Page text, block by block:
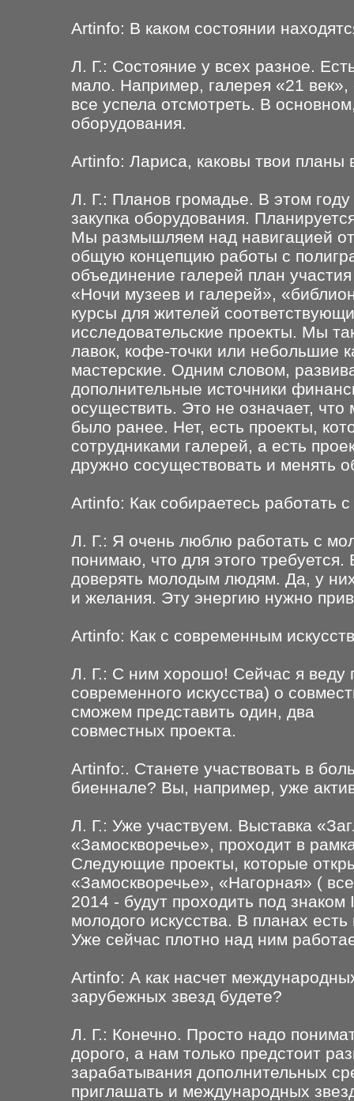
Artinfo: В каком состоянии
Л. Г.: Состояние у всех разное.
мало. Например, галерея «21
все успела отсмотреть. В
оборудования.
Artinfo: Лариса, каковы твои
Л. Г.: Планов громадье. В этом
закупка оборудования.
Мы размышляем над навигацией
общую концепцию работы с
объединение галерей план
«Ночи музеев и галерей»,
курсы для жителей
исследовательские проекты. Мы
лавок, кофе-точки или небольшие
мастерские. Одним словом,
дополнительные источники
осуществить. Это не означает,
было ранее. Нет, есть проекты,
сотрудниками галерей, а есть
дружно сосуществовать и менять
Artinfo: Как собираетесь работать
Л. Г.: Я очень люблю работать с
понимаю, что для этого
доверять молодым людям. Да, у
и желания. Эту энергию нужно
Artinfo: Как с современным
Л. Г.: С ним хорошо! Сейчас я
современного искусства) о
сможем представить один, два
совместных проекта.
Artinfo:. Станете участвовать в
биеннале? Вы, например, уже
Л. Г.: Уже участвуем. Выставка
«Замоскворечье», проходит в
Следующие проекты, которые
«Замоскворечье», «Нагорная» (
2014 - будут проходить под
молодого искусства. В планах
Уже сейчас плотно над ним
Artinfo: А как насчет
зарубежных звезд будете?
Л. Г.: Конечно. Просто надо
дорого, а нам только предстоит
зарабатывания дополнительных
приглашать и международных